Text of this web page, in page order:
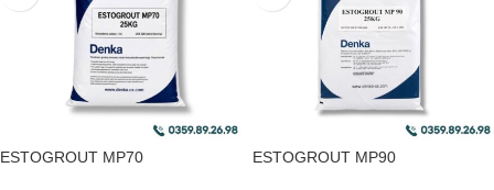
ESTOGROUT MP70 ESTOGROUT MP90